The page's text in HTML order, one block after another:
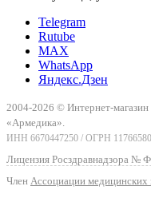
Telegram
Rutube
MAX
WhatsApp
Яндекс.Дзен
2004-2026 © Интернет-магазин
«Армедика».
ИНН 6670447250 / ОГРН
Лицензия Росздравнадзора №
Член Ассоциации